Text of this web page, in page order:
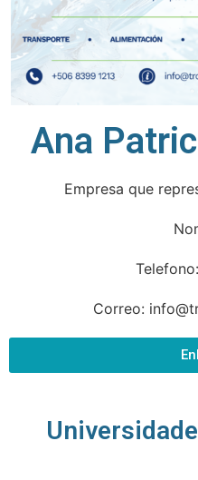
Ana
Empresa que
Correo: